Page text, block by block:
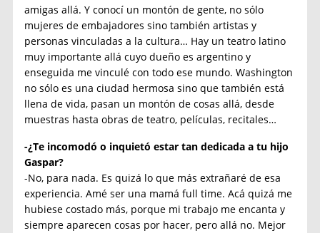
amigas allá. Y conocí un montón de gente, no sólo
mujeres de embajadores sino también artistas y
personas vinculadas a la cultura… Hay un teatro latino
muy importante allá cuyo dueño es argentino y
enseguida me vinculé con todo ese mundo. Washington
no sólo es una ciudad hermosa sino que también está
llena de vida, pasan un montón de cosas allá, desde
muestras hasta obras de teatro, películas, recitales…
-¿Te incomodó o inquietó estar tan dedicada a tu hijo
Gaspar?
-No, para nada. Es quizá lo que más extrañaré de esa
experiencia. Amé ser una mamá full time. Acá quizá me
hubiese costado más, porque mi trabajo me encanta y
siempre aparecen cosas por hacer, pero allá no. Mejor